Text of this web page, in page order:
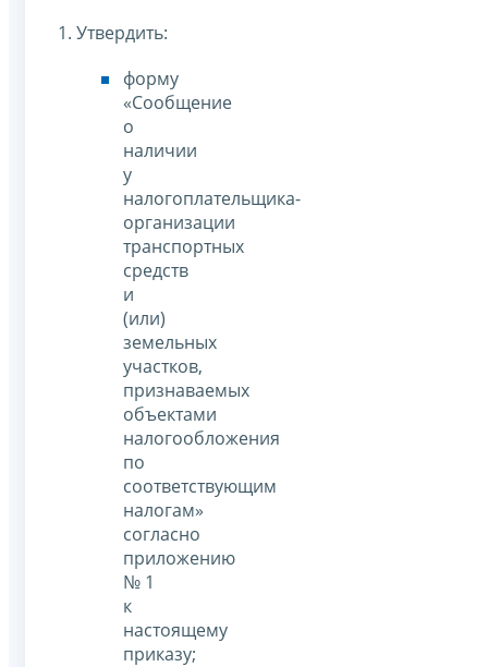
1. Утвердить:
форму
«Сообщение
о
наличии
у
налогоплательщика-
организации
транспортных
средств
и
(или)
земельных
участков,
признаваемых
объектами
налогообложения
по
соответствующим
налогам»
согласно
приложению
№ 1
к
настоящему
приказу;